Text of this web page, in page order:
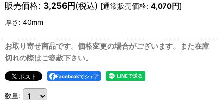
販売価格: 3,256円(税込) [通常販売価格: 4,070円]
厚さ : 40mm
お取り寄せ商品です。価格変更の場合がございます。また在庫
切れの際はご容赦下さい。
Facebookでシェア
数量: